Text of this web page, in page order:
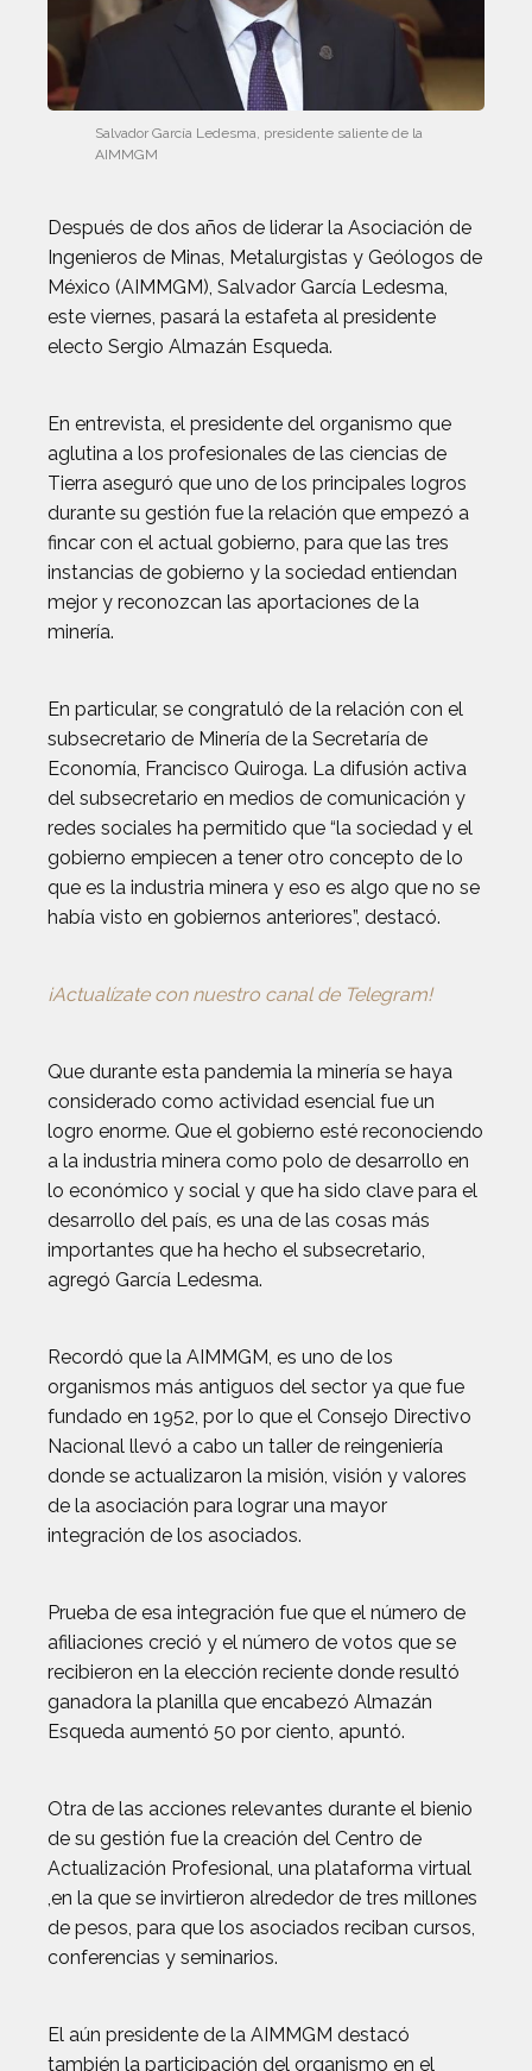
Salvador García Ledesma, presidente saliente de la
AIMMGM
Después de dos años de liderar la Asociación de
Ingenieros de Minas, Metalurgistas y Geólogos de
México (AIMMGM), Salvador García Ledesma,
este viernes, pasará la estafeta al presidente
electo Sergio Almazán Esqueda.
En entrevista, el presidente del organismo que
aglutina a los profesionales de las ciencias de
Tierra aseguró que uno de los principales logros
durante su gestión fue la relación que empezó a
fincar con el actual gobierno, para que las tres
instancias de gobierno y la sociedad entiendan
mejor y reconozcan las aportaciones de la
minería.
En particular, se congratuló de la relación con el
subsecretario de Minería de la Secretaría de
Economía, Francisco Quiroga. La difusión activa
del subsecretario en medios de comunicación y
redes sociales ha permitido que “la sociedad y el
gobierno empiecen a tener otro concepto de lo
que es la industria minera y eso es algo que no se
había visto en gobiernos anteriores”, destacó.
¡Actualízate con nuestro canal de Telegram!
Que durante esta pandemia la minería se haya
considerado como actividad esencial fue un
logro enorme. Que el gobierno esté reconociendo
a la industria minera como polo de desarrollo en
lo económico y social y que ha sido clave para el
desarrollo del país, es una de las cosas más
importantes que ha hecho el subsecretario,
agregó García Ledesma.
Recordó que la AIMMGM, es uno de los
organismos más antiguos del sector ya que fue
fundado en 1952, por lo que el Consejo Directivo
Nacional llevó a cabo un taller de reingeniería
donde se actualizaron la misión, visión y valores
de la asociación para lograr una mayor
integración de los asociados.
Prueba de esa integración fue que el número de
afiliaciones creció y el número de votos que se
recibieron en la elección reciente donde resultó
ganadora la planilla que encabezó Almazán
Esqueda aumentó 50 por ciento, apuntó.
Otra de las acciones relevantes durante el bienio
de su gestión fue la creación del Centro de
Actualización Profesional, una plataforma virtual
,en la que se invirtieron alrededor de tres millones
de pesos, para que los asociados reciban cursos,
conferencias y seminarios.
El aún presidente de la AIMMGM destacó
también la participación del organismo en el